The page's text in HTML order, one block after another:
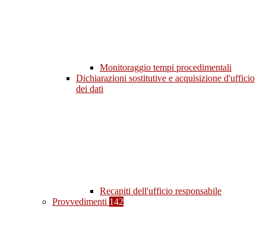
Monitoraggio tempi procedimentali
Dichiarazioni sostitutive e acquisizione d'ufficio
dei dati
Recapiti dell'ufficio responsabile
Provvedimenti 142